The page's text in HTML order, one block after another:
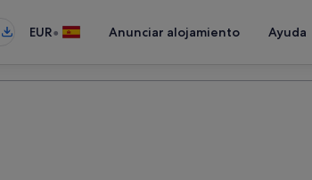
EUR• Anunciar alojamiento Ayuda